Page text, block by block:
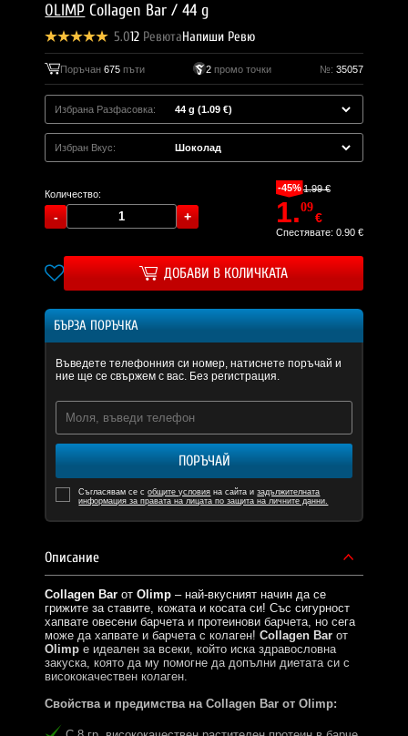
OLIMP Collagen Bar / 44 g
5.012 РевютаНапиши Ревю
Поръчан675 пъти 2промо точки №: 35057
Избрана Разфасовка:
Избран Вкус:
Количество:
-45%1.99 €
1.09
€
Спестявате: 0.90 €
ДОБАВИ В КОЛИЧКАТА
БЪРЗА ПОРЪЧКА
Въведете телефонния си номер, натиснете поръчай и
ние ще се свържем с вас. Без регистрация.
ПОРЪЧАЙ
Съгласявам се собщите условия на сайта изадължителната
информация за правата на лицата по защита на личните данни.
Описание
Collagen Bar отOlimp – най-вкусният начин да се
грижите за ставите, кожата и косата си! Със сигурност
хапвате овесени барчета и протеинови барчета, но сега
може да хапвате и барчета с колаген!Collagen Bar от
Olimp е идеален за всеки, който иска здравословна
закуска, която да му помогне да допълни диетата си с
висококачествен колаген.
Свойства и предимства на Collagen Bar от Olimp: